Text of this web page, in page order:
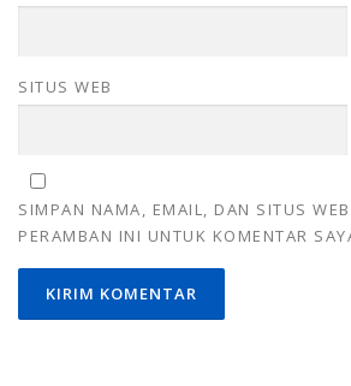
SITUS WEB
SIMPAN NAMA, EMAIL, DAN SITUS
PERAMBAN INI UNTUK KOMENTAR